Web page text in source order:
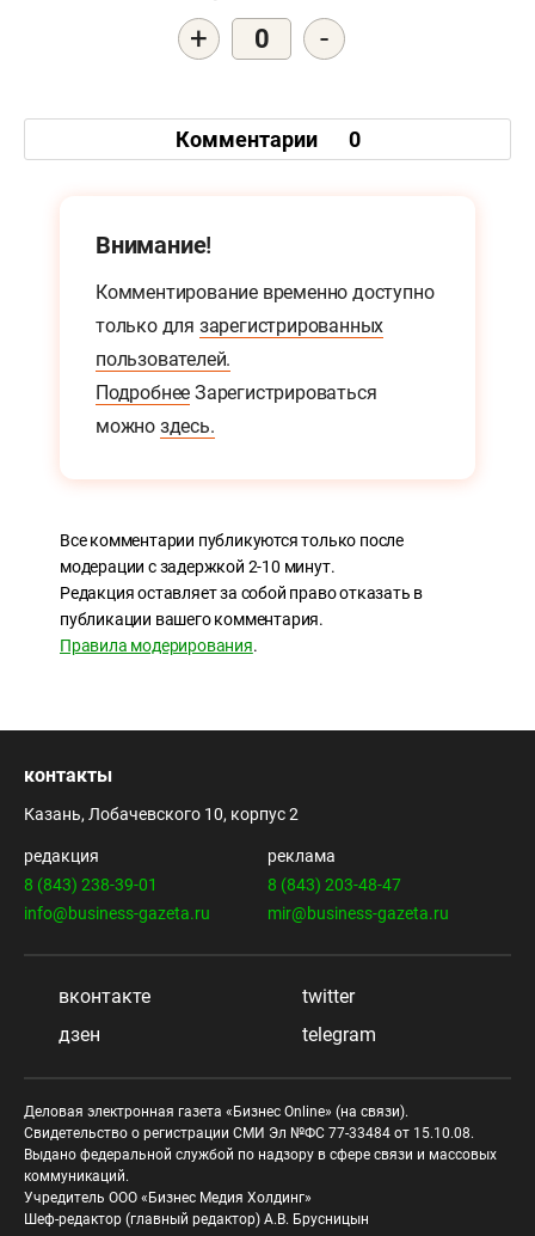
+ 0 -
Комментарии 0
Внимание!
Комментирование временно доступно
только для зарегистрированных
пользователей.
Подробнее Зарегистрироваться
можно здесь.
Все комментарии публикуются только после
модерации с задержкой 2-10 минут.
Редакция оставляет за собой право отказать в
публикации вашего комментария.
Правила модерирования.
контакты
Казань, Лобачевского 10, корпус 2
редакция
8 (843) 238-39-01
info@business-gazeta.ru
реклама
8 (843) 203-48-47
mir@business-gazeta.ru
вконтакте
twitter
дзен
telegram
Деловая электронная газета «Бизнес Online» (на связи).
Свидетельство о регистрации СМИ Эл №ФС 77-33484 от 15.10.08.
Выдано федеральной службой по надзору в сфере связи и массовых
коммуникаций.
Учредитель ООО «Бизнес Медия Холдинг»
Шеф-редактор (главный редактор) А.В. Брусницын